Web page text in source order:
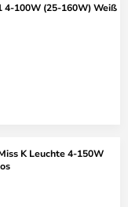
4-100W (25-160W) Weiß
K Leuchte 4-150W